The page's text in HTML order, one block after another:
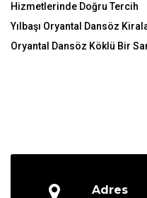
Hizmetlerinde Doğru Tercih
Yılbaşı Oryantal Dansöz
Oryantal Dansöz Köklü Bir
Adres